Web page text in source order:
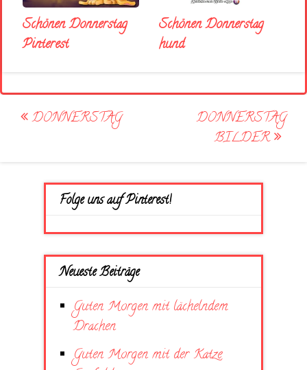
Schönen Donnerstag
Pinterest
Schönen Donnerstag
hund
Post
DONNERSTAG
DONNERSTAG
BILDER
Folge uns auf Pinterest!
Neueste Beiträge
Guten Morgen mit lächelndem
Drachen
Guten Morgen mit der Katze